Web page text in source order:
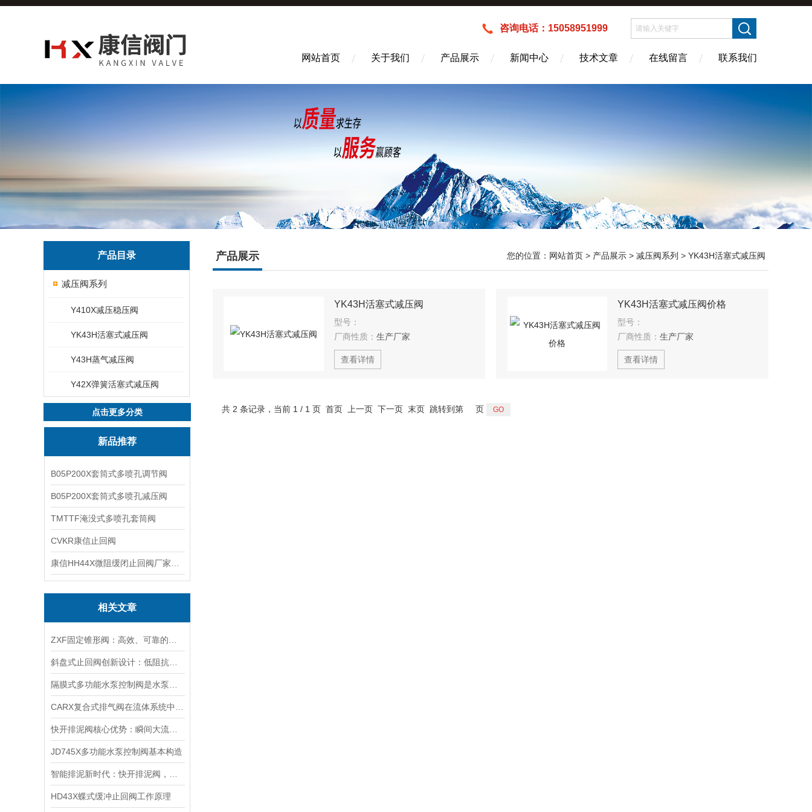
咨询电话：15058951999
网站首页 关于我们 产品展示 新闻中心 技术文章 在线留言 联系我们
产品目录
减压阀系列
Y410X减压稳压阀
YK43H活塞式减压阀
Y43H蒸气减压阀
Y42X弹簧活塞式减压阀
点击更多分类
新品推荐
B05P200X套筒式多喷孔调节阀
B05P200X套筒式多喷孔减压阀
TMTTF淹没式多喷孔套筒阀
CVKR康信止回阀
相关文章
JD745X多功能水泵控制阀基本构造
HD43X蝶式缓冲止回阀工作原理
产品展示 您的位置： 网站首页 > 产品展示 > 减压阀系列 > YK43H活塞式减压阀
YK43H活塞式减压阀
型号：
厂商性质： 生产厂家
查看详情
YK43H活塞式减压阀价格
型号：
厂商性质： 生产厂家
查看详情
共 2 条记录，当前 1 / 1 页 首页 上一页 下一页 末页 跳转到第 页